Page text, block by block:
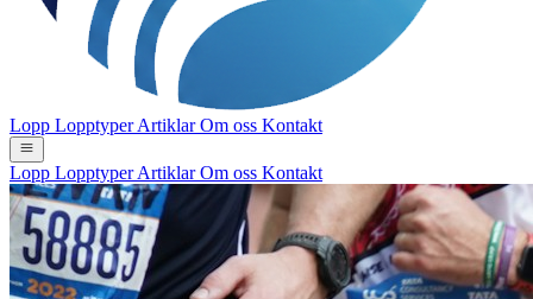
Lopp LopptyperArtiklarOm oss Kontakt
Lopp LopptyperArtiklarOm oss Kontakt